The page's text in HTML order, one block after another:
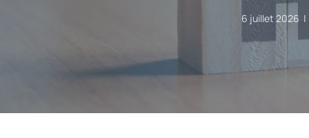
6 juillet 2026